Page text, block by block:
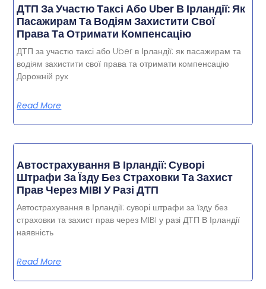
ДТП За Участю Таксі Або Uber В Ірландії: Як
Пасажирам Та Водіям Захистити Свої
Права Та Отримати Компенсацію
ДТП за участю таксі або Uber в Ірландії: як пасажирам та
водіям захистити свої права та отримати компенсацію
Дорожній рух
Read More
Автострахування В Ірландії: Суворі
Штрафи За Їзду Без Страховки Та Захист
Прав Через MIBI У Разі ДТП
Автострахування в Ірландії: суворі штрафи за їзду без
страховки та захист прав через MIBI у разі ДТП В Ірландії
наявність
Read More